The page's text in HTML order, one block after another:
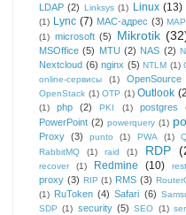
LDAP (2) Linksys (1) Linux (13)
(1) Lync (7) MAC-адрес (3)
(1) microsoft (5) Mikrotik
MSOffice (5) MTU (2) NAS (2)
Nextcloud (6) nginx (5) NTLM (1)
online-сервисы
(1) OpenSource
OpenStack (1) OTP (1) Outlook
(1)
php (2) PKI (1) postgres
PowerPoint (2) powerquery (1)
Proxy (3) punto (1) PWA (1)
RabbitMQ (1) raid (1) RDP
recover
(1) Redmine (10)
proxy (3) RIP (1) RMS (3)
(1) RuToken (4) Safari (6)
SDP (1) security (5) SEO (1)